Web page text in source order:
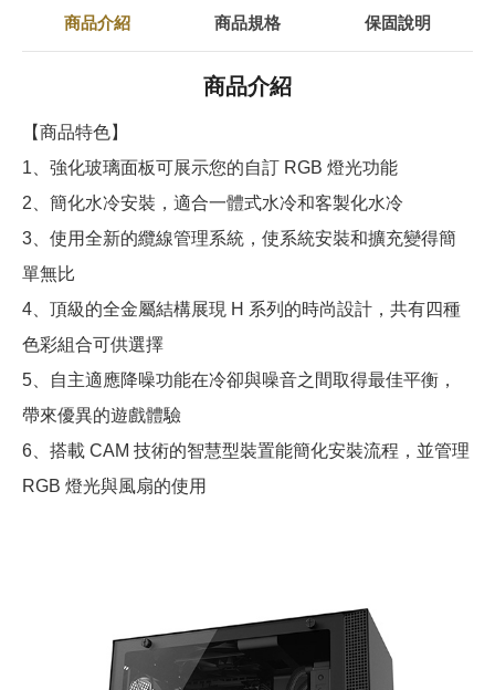
商品介紹 商品規格 保固說明
商品介紹
【商品特色】
1、強化玻璃面板可展示您的自訂 RGB 燈光功能
2、簡化水冷安裝，適合一體式水冷和客製化水冷
3、使用全新的纜線管理系統，使系統安裝和擴充變得簡
單無比
4、頂級的全金屬結構展現 H 系列的時尚設計，共有四種
色彩組合可供選擇
5、自主適應降噪功能在冷卻與噪音之間取得最佳平衡，
帶來優異的遊戲體驗
6、搭載 CAM 技術的智慧型裝置能簡化安裝流程，並管理
RGB 燈光與風扇的使用